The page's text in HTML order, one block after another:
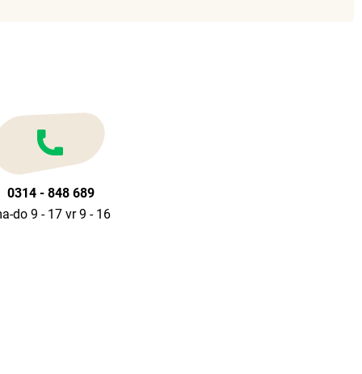
0314 - 848 689
do 9 - 17 vr 9 - 16